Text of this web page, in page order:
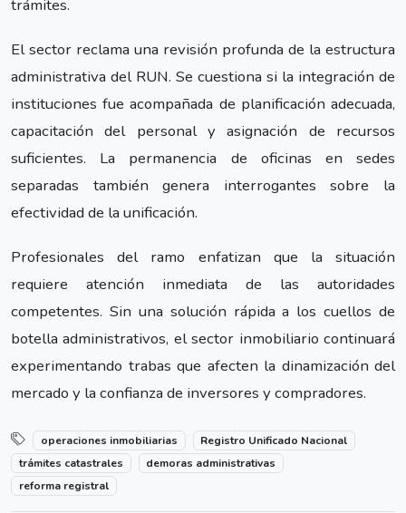
trámites.
El sector reclama una revisión profunda de la estructura
administrativa del RUN. Se cuestiona si la integración de
instituciones fue acompañada de planificación adecuada,
capacitación del personal y asignación de recursos
suficientes. La permanencia de oficinas en sedes
separadas también genera interrogantes sobre la
efectividad de la unificación.
Profesionales del ramo enfatizan que la situación
requiere atención inmediata de las autoridades
competentes. Sin una solución rápida a los cuellos de
botella administrativos, el sector inmobiliario continuará
experimentando trabas que afecten la dinamización del
mercado y la confianza de inversores y compradores.
operaciones inmobiliarias
Registro Unificado Nacional
trámites catastrales
demoras administrativas
reforma registral